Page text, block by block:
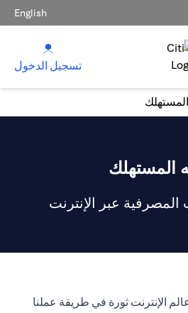
English
تسجيل الدخول
المستهلك
المستهلك
المصرفية عبر الإنترنت
الإنترنت ثورة في طريقة عملنا